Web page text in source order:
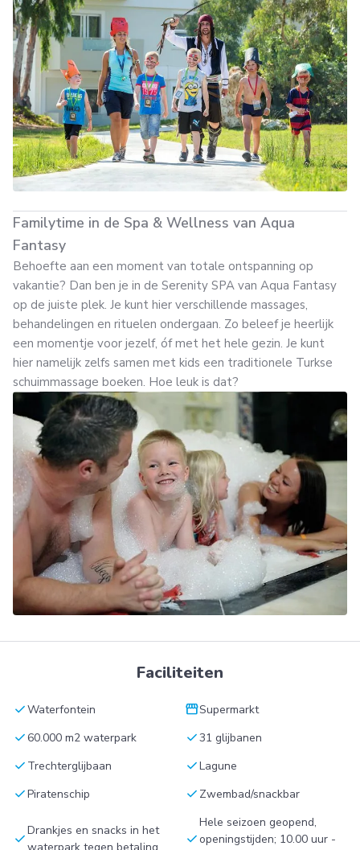
Familytime in de Spa & Wellness van Aqua
Fantasy
Behoefte aan een moment van totale ontspanning op
vakantie? Dan ben je in de Serenity SPA van Aqua Fantasy
op de juiste plek. Je kunt hier verschillende massages,
behandelingen en rituelen ondergaan. Zo beleef je heerlijk
een momentje voor jezelf, óf met het hele gezin. Je kunt
hier namelijk zelfs samen met kids een traditionele Turkse
schuimmassage boeken. Hoe leuk is dat?
Faciliteiten
checkWaterfontein storefrontSupermarkt
check60.000 m2 waterpark check31 glijbanen
check Trechterglijbaan checkLagune
checkPiratenschip check Zwembad/snackbar
checkDrankjes en snacks in het
check
Hele seizoen geopend,
openingstijden; 10.00 uur -